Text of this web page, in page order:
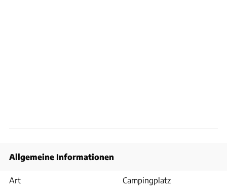
Allgemeine Informationen
Art Campingplatz